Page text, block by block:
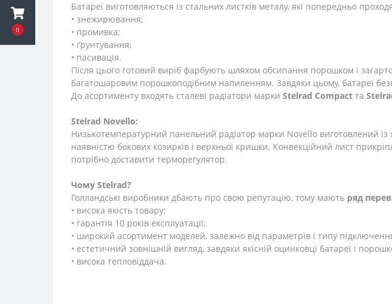
0
Батареї виготовляються із стальних листків металу, які попередньо
• знежирювання;
• промивка;
• ґрунтування;
• пасивація.
Після цього готовий виріб фарбують шляхом обсипання порошком і
багатошаровим порошкоподібним напиленням. Завдяки цьому, батареї
До асортименту входять сталеві радіатори марки Stelrad Compact та
Stelrad Novello:
Низькотемпературний панельний радіатор марки Novello виготовлений із
наявністю бокових козирків і верхньої кришки. Конвекційний лист
потрібно доставити терморегулятор.
Чому Stelrad?
Голландські виробники дбають про свою репутацію, тому мають ряд
• висока якість товару;
• гарантія 10 років експлуатації;
• широкий асортимент моделей, залежно від параметрів і типу
• естетичний зовнішній вигляд, завдяки якісній оцинковці батареї і
• висока тепловіддача.